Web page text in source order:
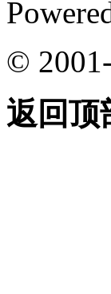
©
返回顶